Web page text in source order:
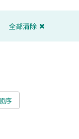
全部清除
序